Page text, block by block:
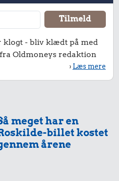
klogt - bliv klædt på med
Oldmoneys redaktion
› Læs mere
meget har en
billet kostet
årene